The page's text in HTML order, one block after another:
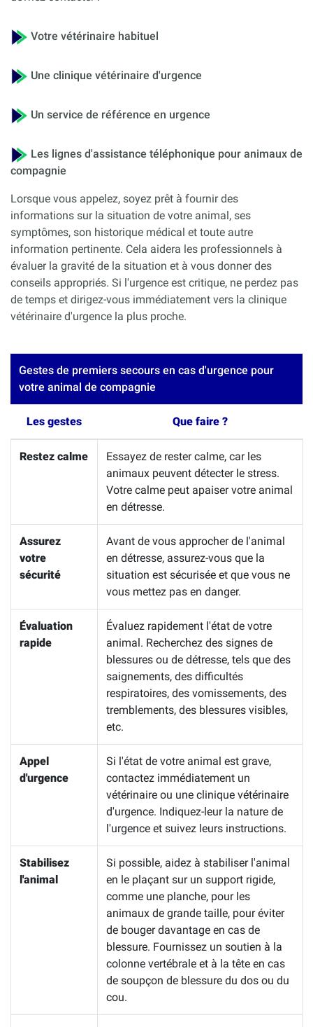
Votre vétérinaire habituel
Une clinique vétérinaire d'urgence
Un service de référence en urgence
Les lignes d'assistance téléphonique pour animaux de
compagnie
Lorsque vous appelez, soyez prêt à fournir des
informations sur la situation de votre animal, ses
symptômes, son historique médical et toute autre
information pertinente. Cela aidera les professionnels à
évaluer la gravité de la situation et à vous donner des
conseils appropriés. Si l'urgence est critique, ne perdez pas
de temps et dirigez-vous immédiatement vers la clinique
vétérinaire d'urgence la plus proche.
Gestes de premiers secours en cas d'urgence pour
votre animal de compagnie
Les gestes Que faire ?
Restez calme
Essayez de rester calme, car les
animaux peuvent détecter le stress.
Votre calme peut apaiser votre animal
en détresse.
Assurez
votre
sécurité
Avant de vous approcher de l'animal
en détresse, assurez-vous que la
situation est sécurisée et que vous ne
vous mettez pas en danger.
Évaluation
rapide
Évaluez rapidement l'état de votre
animal. Recherchez des signes de
blessures ou de détresse, tels que des
saignements, des difficultés
respiratoires, des vomissements, des
tremblements, des blessures visibles,
etc.
Appel
d'urgence
Si l'état de votre animal est grave,
contactez immédiatement un
vétérinaire ou une clinique vétérinaire
d'urgence. Indiquez-leur la nature de
l'urgence et suivez leurs instructions.
Stabilisez
l'animal
Si possible, aidez à stabiliser l'animal
en le plaçant sur un support rigide,
comme une planche, pour les
animaux de grande taille, pour éviter
de bouger davantage en cas de
blessure. Fournissez un soutien à la
colonne vertébrale et à la tête en cas
de soupçon de blessure du dos ou du
cou.